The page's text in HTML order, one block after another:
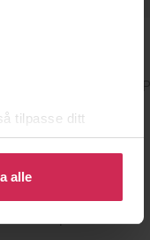
tilpasse ditt
ditt samtykke.
alle